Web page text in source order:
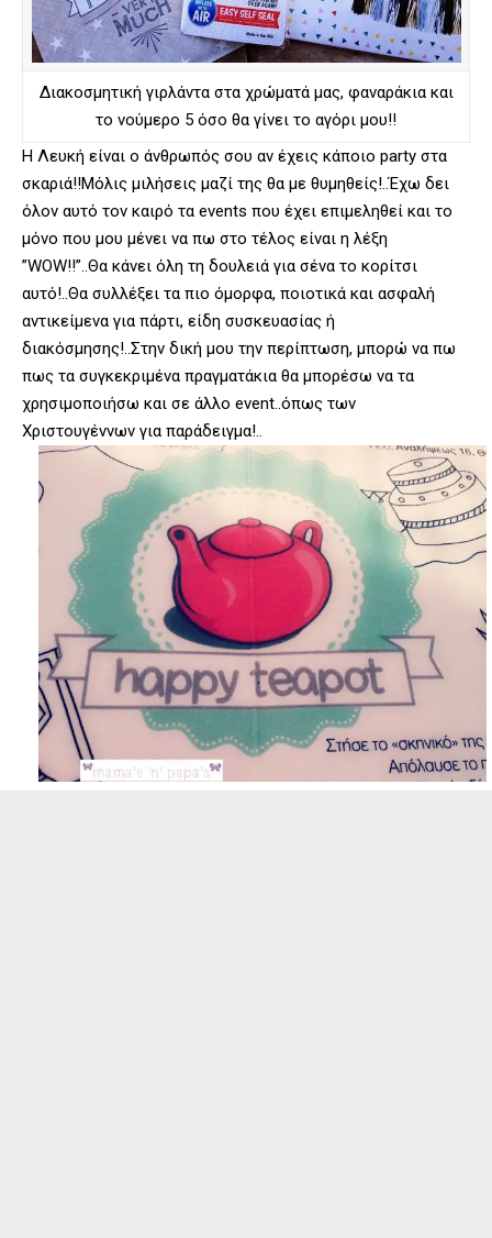
Διακοσμητική γιρλάντα στα χρώματά μας, φαναράκια και
το νούμερο 5 όσο θα γίνει το αγόρι μου!!
Η Λευκή είναι ο άνθρωπός σου αν έχεις κάποιο party στα
σκαριά!!Μόλις μιλήσεις μαζί της θα με θυμηθείς!..Έχω δει
όλον αυτό τον καιρό τα events που έχει επιμεληθεί και το
μόνο που μου μένει να πω στο τέλος είναι η λέξη
”WOW!!”..Θα κάνει όλη τη δουλειά για σένα το κορίτσι
αυτό!..Θα συλλέξει τα πιο όμορφα, ποιοτικά και ασφαλή
αντικείμενα για πάρτι, είδη συσκευασίας ή
διακόσμησης!..Στην δική μου την περίπτωση, μπορώ να πω
πως τα συγκεκριμένα πραγματάκια θα μπορέσω να τα
χρησιμοποιήσω και σε άλλο event..όπως των
Χριστουγέννων για παράδειγμα!..